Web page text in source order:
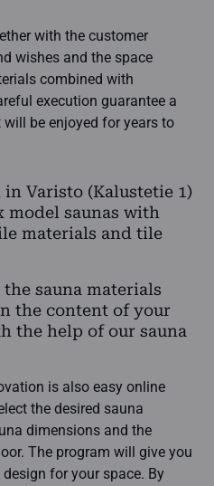
with the customer
wishes and the space
combined with
execution guarantee a
be enjoyed for years to
Varisto (Kalustetie 1)
model saunas with
materials and tile
sauna materials
the content of your
the help of our sauna
is also easy online
the desired sauna
dimensions and the
The program will give you
for your space. By